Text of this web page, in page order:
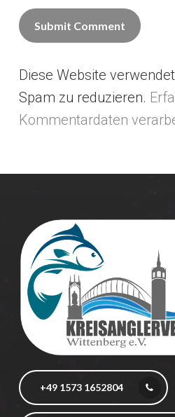
Alternative:
Diese Website
Spam zu reduzieren.
Kommentardaten
+49 1573 1652804